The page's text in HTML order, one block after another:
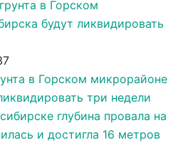
в Горском микрорайоне
три недели